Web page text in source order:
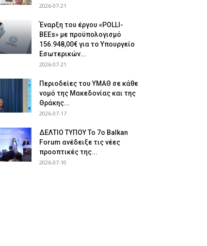
2026-07-21
Έναρξη του έργου «POLLI-
BEEs» με προϋπολογισμό
156.948,00€ για το Υπουργείο
Εσωτερικών...
2026-07-21
Περιοδείες του ΥΜΑΘ σε κάθε
νομό της Μακεδονίας και της
Θράκης...
2026-07-17
ΔΕΛΤΙΟ ΤΥΠΟΥ Το 7ο Balkan
Forum ανέδειξε τις νέες
προοπτικές της...
2026-07-10